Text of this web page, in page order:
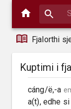
Fjalorthi
Kuptimi i
cáng/ë,-a
a(t), edhe